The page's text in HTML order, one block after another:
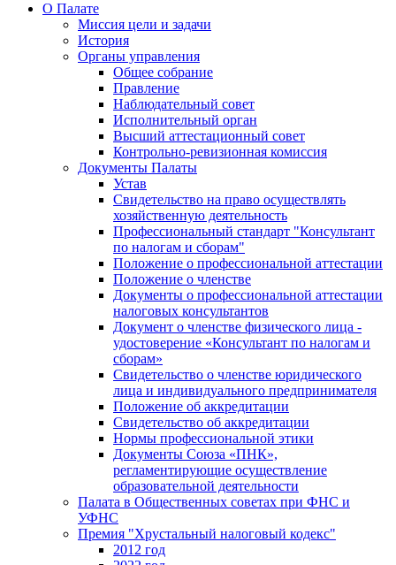
О Палате
Миссия цели и задачи
История
Органы управления
Общее собрание
Правление
Наблюдательный совет
Исполнительный орган
Высший аттестационный совет
Контрольно-ревизионная комиссия
Документы Палаты
Устав
Свидетельство на право осуществлять
хозяйственную деятельность
Профессиональный стандарт "Консультант
по налогам и сборам"
Положение о профессиональной аттестации
Положение о членстве
Документы о профессиональной аттестации
налоговых консультантов
Документ о членстве физического лица -
удостоверение «Консультант по налогам и
сборам»
Свидетельство о членстве юридического
лица и индивидуального предпринимателя
Положение об аккредитации
Свидетельство об аккредитации
Нормы профессиональной этики
Документы Союза «ПНК»,
регламентирующие осуществление
образовательной деятельности
Палата в Общественных советах при ФНС и
УФНС
Премия "Хрустальный налоговый кодекс"
2012 год